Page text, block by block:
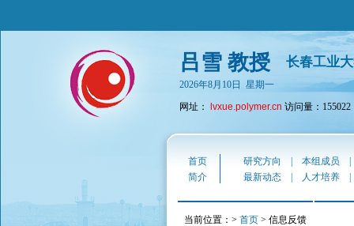
吕雪 教授 长春工业
2026年8月10日 星期一
网址：
lvxue.polymer.cn 访问量：155022
首页 研究方向 本组成员
简介
最新动态 人才培养
当前位置：> 首页 > 信息反馈